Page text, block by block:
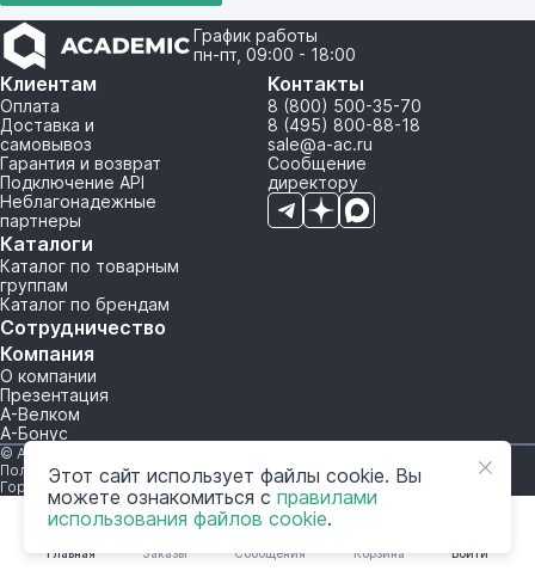
Главная Войти
Заказы Сообщения Корзина
График работы
пн-пт, 09:00 - 18:00
Клиентам
Оплата
Доставка и
самовывоз
Гарантия и возврат
Подключение API
Неблагонадежные
партнеры
Каталоги
Каталог по товарным
группам
Каталог по брендам
Сотрудничество
Компания
О компании
Презентация
А-Велком
А-Бонус
Контакты
8 (800) 500-35-70
8 (495) 800-88-18
sale@a-ac.ru
Сообщение
директору
© A-AC.RU 2015-2026. Все права защищены.
Политика обработки персональных данных
Горячая линия корпоративного регулирования и контроля
Этот сайт использует файлы cookie. Вы
можете ознакомиться с правилами
использования файлов cookie.